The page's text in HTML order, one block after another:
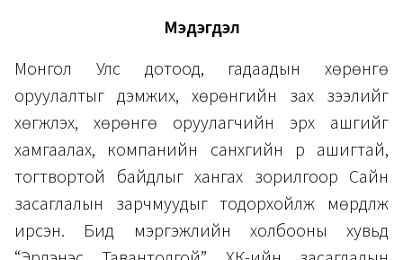
Мэдэгдэл
Монгол Улс дотоод, гадаадын хөрөнгө
оруулалтыг дэмжих, хөрөнгийн зах зээлийг
хөгжүүлэх, хөрөнгө оруулагчийн эрх ашгийг
хамгаалах, компанийн санхүүгийн үр ашигтай,
тогтвортой байдлыг хангах зорилгоор Сайн
засаглалын зарчмуудыг тодорхойлж мөрдүүлж
ирсэн. Бид мэргэжлийн холбооны хувьд